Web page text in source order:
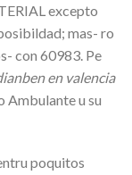
excepto
mas- ro
con 60983. Pe
en valencia
Ambulante u su
poquitos